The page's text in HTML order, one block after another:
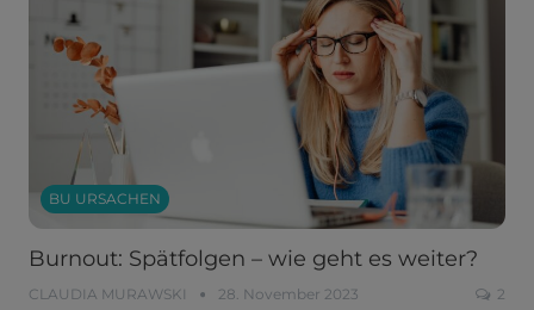
BU URSACHEN
Burnout: Spätfolgen – wie geht es weiter?
CLAUDIA MURAWSKI 28. November 2023 2